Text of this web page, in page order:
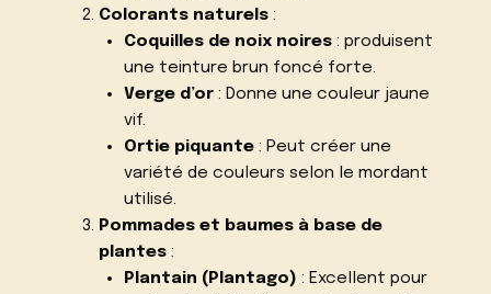
Colorants naturels:
Coquilles de noix noires: produisent
une teinture brun foncé forte.
Verge d’or: Donne une couleur jaune
vif.
Ortie piquante: Peut créer une
variété de couleurs selon le mordant
utilisé.
Pommades et baumes à base de
plantes:
Plantain (Plantago) : Excellent pour